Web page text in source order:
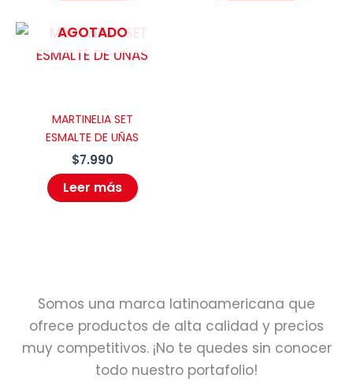
AGOTADO
MARTINELIA SET
ESMALTE DE UÑAS
$7.990
Leer más
Somos una marca latinoamericana que
ofrece productos de alta calidad y precios
muy competitivos. ¡No te quedes sin conocer
todo nuestro portafolio!